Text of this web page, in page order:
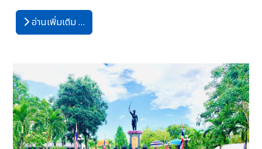
อ่านเพิ่มเติม …